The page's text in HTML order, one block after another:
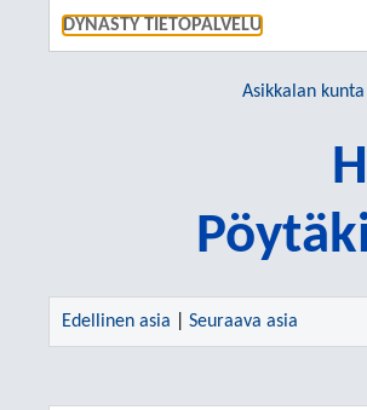
DYNASTY TIETOPALVELU
Asikkalan kunta
Edellinen asia Seuraava asia